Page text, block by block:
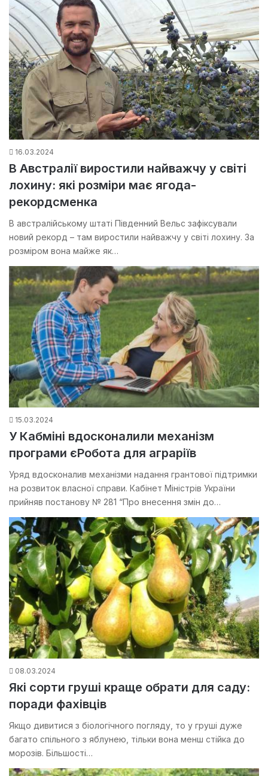
16.03.2024
В Австралії виростили найважчу у світі
лохину: які розміри має ягода-
рекордсменка
В австралійському штаті Південний Вельс зафіксували
новий рекорд – там виростили найважчу у світі лохину. За
розміром вона майже як…
15.03.2024
У Кабміні вдосконалили механізм
програми єРобота для аграріїв
Уряд вдосконалив механізми надання грантової підтримки
на розвиток власної справи. Кабінет Міністрів України
прийняв постанову № 281 “Про внесення змін до…
08.03.2024
Які сорти груші краще обрати для саду:
поради фахівців
Якщо дивитися з біологічного погляду, то у груші дуже
багато спільного з яблунею, тільки вона менш стійка до
морозів. Більшості…